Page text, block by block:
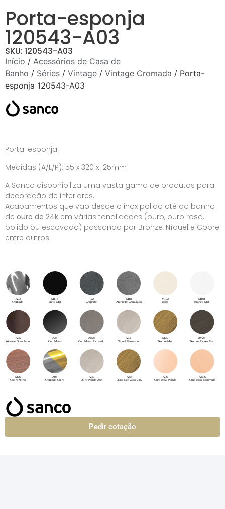
Porta-esponja
120543-A03
SKU: 120543-A03
Início / Acessórios de Casa de
Banho / Séries / Vintage / Vintage Cromada / Porta-
esponja 120543-A03
Porta-esponja
Medidas (A/L/P): 55 x 320 x 125mm
A Sanco disponibiliza uma vasta gama de produtos para
decoração de interiores.
Acabamentos que vão desde o inox polido até ao banho
de ouro de 24k em várias tonalidades (ouro, ouro rosa,
polido ou escovado) passando por Bronze, Níquel e Cobre
entre outros.
Pedir cotação